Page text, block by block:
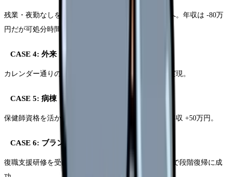
残業・夜勤なしを条件に絞り、日勤のみクリニックへ。年収は -80万
円だが可処分時間が大幅増。
CASE 4: 外来 → 健診センター(48歳)
カレンダー通りの勤務を重視。家族介護との両立を実現。
CASE 5: 病棟 → 産業看護師(44歳)
保健師資格を活かして大手製造業の健康管理室へ。年収 +50万円。
CASE 6: ブランク 5 年 → パート介護施設(47歳)
復職支援研修を受けてから介護施設へ。週3日パートで段階復帰に成